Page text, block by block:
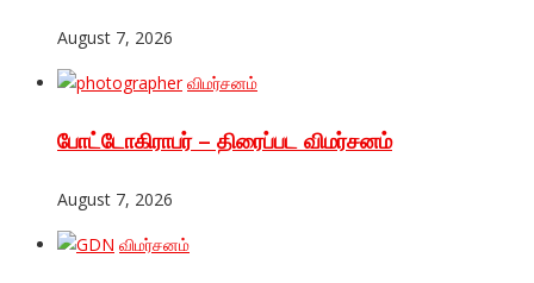
August 7, 2026
விமர்சனம்
போட்டோகிராபர் – திரைப்பட விமர்சனம்
August 7, 2026
விமர்சனம்